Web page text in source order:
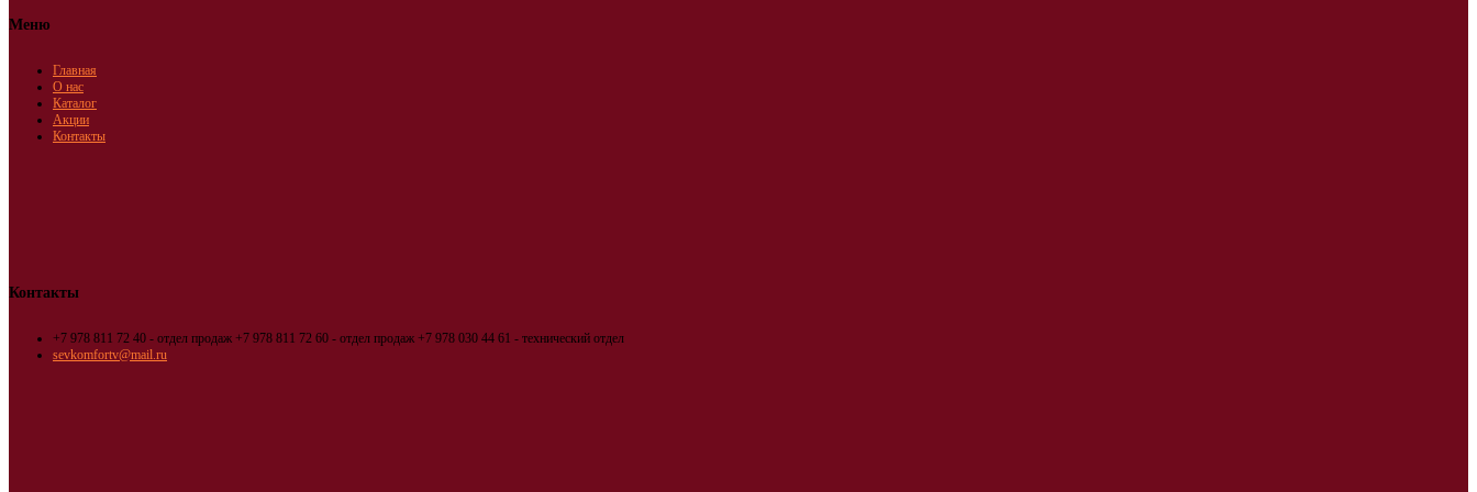
Меню
Главная
О нас
Каталог
Акции
Контакты
Контакты
+7 978 811 72 40 - отдел продаж +7 978 811 72 60 - отдел продаж +7 978 030 44 61 - технический отдел
sevkomfortv@mail.ru